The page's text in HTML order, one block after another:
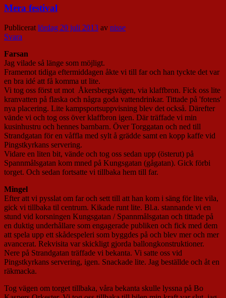
Mera festival
Publicerat lördag 20 juli 2013 av nisse
Svara
Farsan
Jag vilade så länge som möjligt.
Framemot tidiga eftermiddagen åkte vi till far och han tyckte det var
en bra idé att få komma ut lite.
Vi tog oss först ut mot Åkersbergsvägen, via klaffbron. Fick oss lite
kranvatten på flaska och några goda vattendrinkar. Tittade på 'fotens'
nya placering. Lite kampsportsuppvisning blev det också. Därefter
vände vi och tog oss över klaffbron igen. Där träffade vi min
kusinhustru och hennes barnbarn. Över Torggatan och ned till
Strandgatan för en våffla med sylt å grädde samt en kopp kaffe vid
Pingstkyrkans servering.
Vidare en liten bit, vände och tog oss sedan upp (österut) på
Spannmålsgatan kom mned på Kungsgatan (gågatan). Gick förbi
torget. Och sedan fortsatte vi tillbaka hem till far.
Mingel
Efter att vi pysslat om far och sett till att han kom i säng för lite vila,
gick vi tillbaka til centrum. Kikade runt lite. Bl.a. stannande vi en
stund vid korsningen Kungsgatan / Spannmålsgatan och tittade på
en duktig underhållare som engagerade publiken och fick med dem
att spela upp ett skådespeleri som byggdes på och blev mer och mer
avancerat. Rekvisita var skickligt gjorda ballongkonstruktioner.
Nere på Strandgatan träffade vi bekanta. Vi satte oss vid
Pingstkyrkans servering, igen. Snackade lite. Jag beställde och åt en
räkmacka.
Tog vägen om torget tillbaka, våra bekanta skulle lyssna på Bo